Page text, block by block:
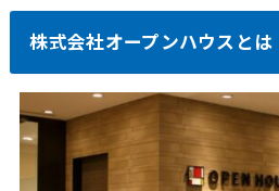
株式会社オープンハウスとは